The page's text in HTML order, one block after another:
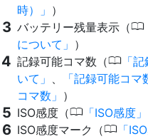
時）
）
バッテリー残量表示（0
について
）
記録可能コマ数（0
記
いて
記録可能コマ
コマ数
）
ISO感度（0 ISO感度
ISO感度マーク（0